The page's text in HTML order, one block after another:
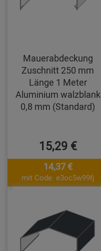
Mauerabdeckung
Zuschnitt 250 mm
Länge 1 Meter
Aluminium walzblank
0,8 mm (Standard)
15,29 €
14,37 €
mit Code: e3oc5w99fj